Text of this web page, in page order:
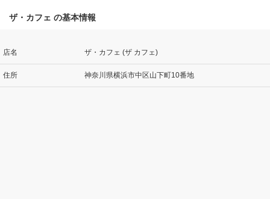
ザ・カフェ の基本情報
店名 ザ・カフェ (ザ カフェ)
住所 神奈川県横浜市中区山下町10番地